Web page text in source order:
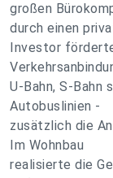
großen
durch einen
Investor
U-Bahn, S-Bahn
Autobuslinien -
zusätzlich die
Im Wohnbau
realisierte die